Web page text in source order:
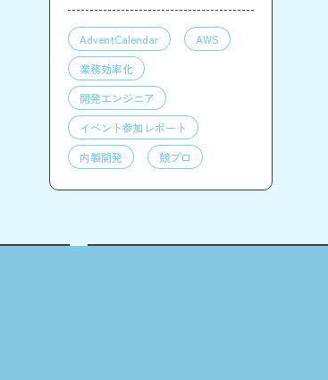
AdventCalendar
AWS
業務効率化
開発エンジニア
イベント参加レポート
内製開発
競プロ